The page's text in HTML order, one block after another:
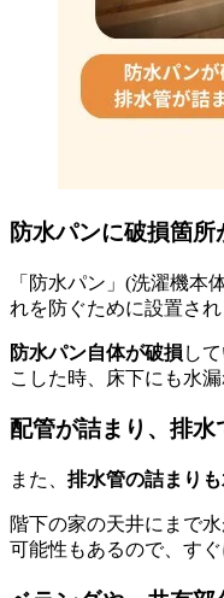
防水パンに破損箇所
「防水パン」(洗濯機本
れを防ぐために設置され
防水パン自体が破損 し
こした時、床下にも水
配管が詰まり、排水
また、 排水管の詰まり
階下の家の天井にまで
可能性もあるので、す